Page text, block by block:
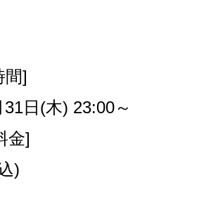
間]
31日 (木) 23:00～
金]
)